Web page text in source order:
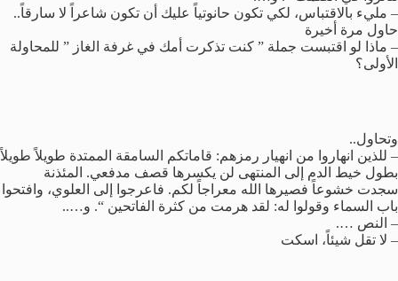
– مليء بالاقتباس، لكي تكون حانوتياً عليك أن تكون شاعراً لا سارقاً..
حاول مرة أخيرة
– ماذا لو اقتبست جملة ” كنت تذكرت أمك في غرفة الغاز ” للمحاولة
الأولى؟
وتحاول..
– للذين انهاروا من انهيار رمزهم: قاماتكم السامقة الممتدة طويلاً طويلاً
بطول خيط الدم إلى المنتهى لن يكسرها قصف مدفعي. المئذنة
سجدت خشوعاً فصيرها الله معراجاً لكم. فاعرجوا إلى العلوي، وافتحوا
باب السماء وقولوا له: لقد هرمت من كثرة الفاتحين “. و…..
– النص ….
– لا تقل شيئاً، اسكت